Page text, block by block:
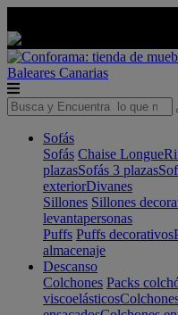
Baleares Canarias
Sofás
Sofás Chaise Longue
plazasSofás 3 plazas
exteriorDivanes
Sillones Sillones
levantapersonas
Puffs Puffs decorativos
almacenaje
Descanso
Colchones Packs
viscoelásticos